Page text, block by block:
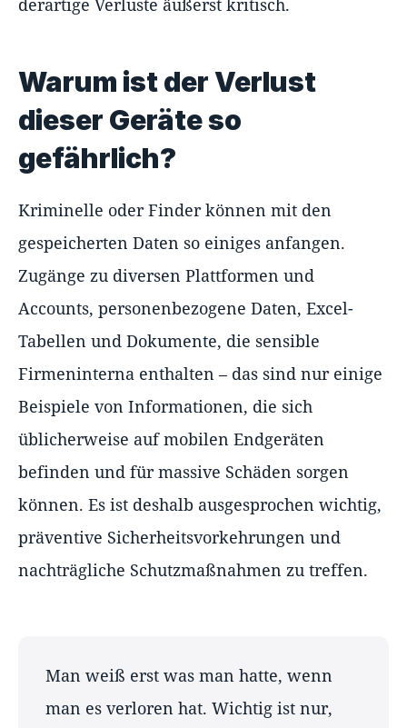
Warum ist der Verlust
dieser Geräte so
gefährlich?
Kriminelle oder Finder können mit den
gespeicherten Daten so einiges anfangen.
Zugänge zu diversen Plattformen und
Accounts, personenbezogene Daten, Excel-
Tabellen und Dokumente, die sensible
Firmeninterna enthalten – das sind nur einige
Beispiele von Informationen, die sich
üblicherweise auf mobilen Endgeräten
befinden und für massive Schäden sorgen
können. Es ist deshalb ausgesprochen wichtig,
präventive Sicherheitsvorkehrungen und
nachträgliche Schutzmaßnahmen zu treffen.
Man weiß erst was man hatte, wenn
man es verloren hat. Wichtig ist nur,